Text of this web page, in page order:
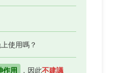
使用嗎？
作用 ，因此不建議